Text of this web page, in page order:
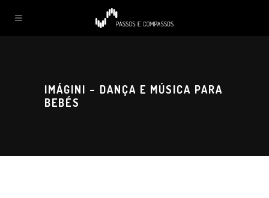
IMÁGINI – DANÇA E MÚSICA PARA
BEBÉS